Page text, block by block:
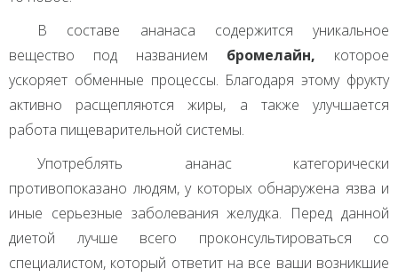
В составе ананаса содержится уникальное
вещество под названием бромелайн, которое
ускоряет обменные процессы. Благодаря этому фрукту
активно расщепляются жиры, а также улучшается
работа пищеварительной системы.
Употреблять ананас категорически
противопоказано людям, у которых обнаружена язва и
иные серьезные заболевания желудка. Перед данной
диетой лучше всего проконсультироваться со
специалистом, который ответит на все ваши возникшие